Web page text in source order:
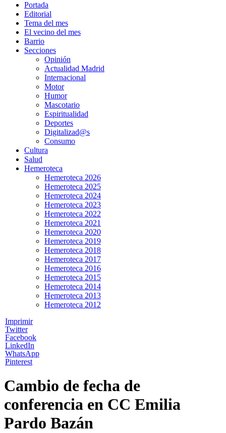
Portada
Editorial
Tema del mes
El vecino del mes
Barrio
Secciones
Opinión
Actualidad Madrid
Internacional
Motor
Humor
Mascotario
Espiritualidad
Deportes
Digitalizad@s
Consumo
Cultura
Salud
Hemeroteca
Hemeroteca 2026
Hemeroteca 2025
Hemeroteca 2024
Hemeroteca 2023
Hemeroteca 2022
Hemeroteca 2021
Hemeroteca 2020
Hemeroteca 2019
Hemeroteca 2018
Hemeroteca 2017
Hemeroteca 2016
Hemeroteca 2015
Hemeroteca 2014
Hemeroteca 2013
Hemeroteca 2012
Imprimir
Twitter
Facebook
LinkedIn
WhatsApp
Pinterest
Cambio de fecha de
conferencia en CC Emilia
Pardo Bazán